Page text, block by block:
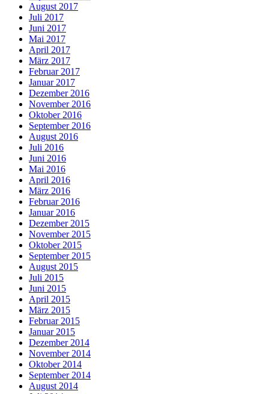
August 2017
Juli 2017
Juni 2017
Mai 2017
April 2017
März 2017
Februar 2017
Januar 2017
Dezember 2016
November 2016
Oktober 2016
September 2016
August 2016
Juli 2016
Juni 2016
Mai 2016
April 2016
März 2016
Februar 2016
Januar 2016
Dezember 2015
November 2015
Oktober 2015
September 2015
August 2015
Juli 2015
Juni 2015
April 2015
März 2015
Februar 2015
Januar 2015
Dezember 2014
November 2014
Oktober 2014
September 2014
August 2014